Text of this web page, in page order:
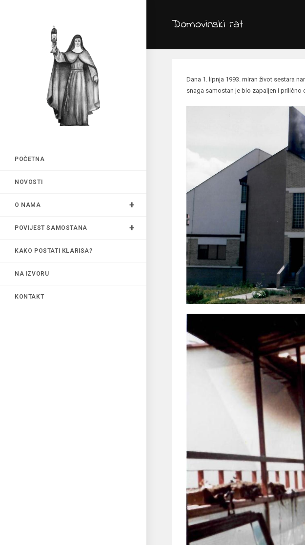
POČETNA
NOVOSTI
O NAMA
POVIJEST SAMOSTANA
KAKO POSTATI KLARISA?
NA IZVORU
KONTAKT
Domovinski rat
Dana 1. lipnja 1993. miran život sestara
snaga samostan je bio zapaljen i prilično